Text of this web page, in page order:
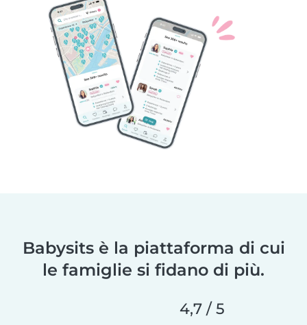
Babysits è la piattaforma di cui
le famiglie si fidano di più.
4,7 / 5